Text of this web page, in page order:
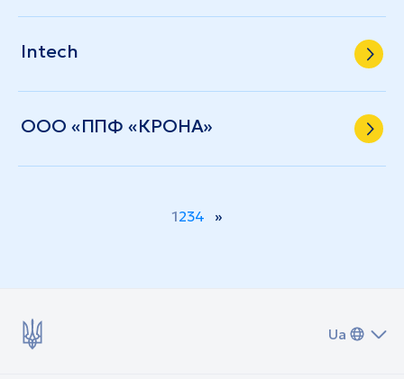
Intech
ООО «ППФ «КРОНА»
1234 »
Ua